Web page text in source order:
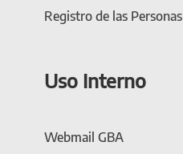
Registro de las Personas
Uso Interno
Webmail GBA